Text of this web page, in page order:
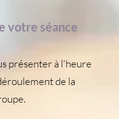
votre séance
présenter à l'heure
de la